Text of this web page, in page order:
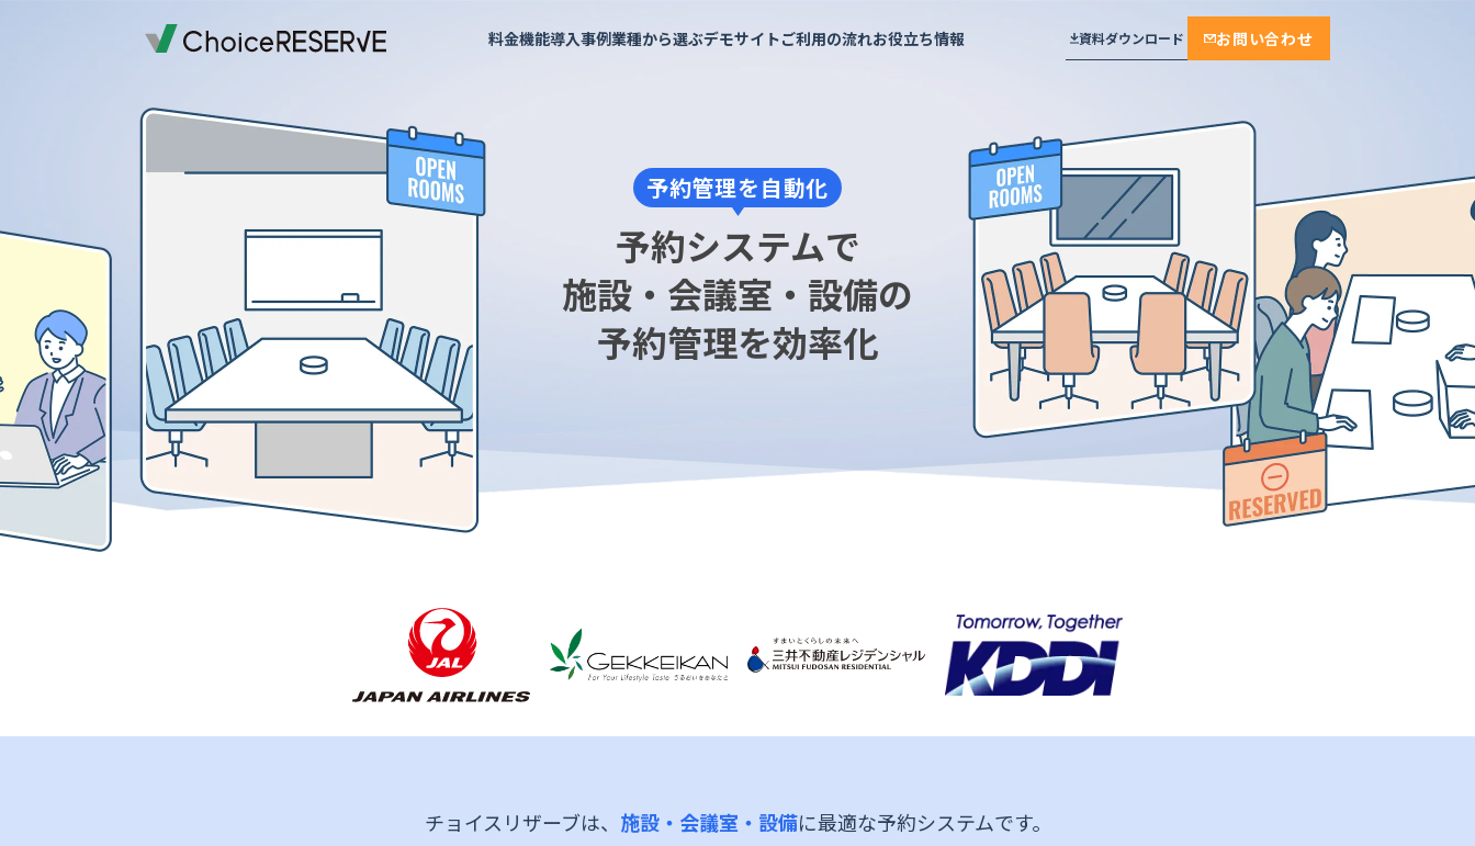
料金
ご利用料金
おすすめ よくあるご質問 料金シミュレーション
機能
機能一覧
予約メニュー設定 予約受付・管理
メール通知・配信
会員・顧客管理
おすすめ 計測・分析
セキュリティ
導入事例
導入事例
業界内トップクラスの充実したAPI 実績多数
退去立会いの電話対応から脱出！ハウ
スメイトマネジメントが選んだ予約DX
株式会社ハウスメイトマネジメント 様
他行での実績が信頼の証に。伊予銀行
が選んだ、金融機関のニーズに応える
予約システム
厳しいセキュリティ基準をクリア。デ
ンソーミュージアムが選んだ“誰もが
迷わない”予約システム
株式会社デンソー 様
業種から選ぶ
業種から選ぶ
銀行・保険 実績多数
写真スタジオ・写真館
もっと見る
スポーツ施設
イベント・セミナー
イベント
セミナー
社内研修
相談・面談・手続き
面接・説明会・研修
学校・教育機関
保育施設・託児
スクール・レッスン
ゴルフスクール
英会話・語学スクール
医療・健康診断・検診 試着・試乗・体験 不動産・賃貸・設備
モデルルーム・ショールーム
コールバック・アフターフォロー
コールセンター・
デモサイト
デモサイトを体験する
銀行・保険 実績多数
もっと見る
実績多数
セミナー・イベント
金融機関 実績多数
セミナー 実績多数
アウトドア用品
見学予約
実績多数
店舗を指定して予約
銀行・保険
施設 来場予約
モデルルーム
ワクチン
ご利用の流れ
ご利用までの流れ
お支払いについて パートナープラン おすすめ
予約システムシミュレーション
お役立ち情報
お役立ち情報
予約の知恵袋 インサイドストーリー
資料ダウンロード
資料ダウンロード一覧
ご提案資料 機能カタログ 企画書テンプレート
お問い合わせ
予約管理を自動化
予約システムで
施設・会議室・設備の
予約管理を効率化
チョイスリザーブは、 施設・会議室・設備に最適な予約システムです。